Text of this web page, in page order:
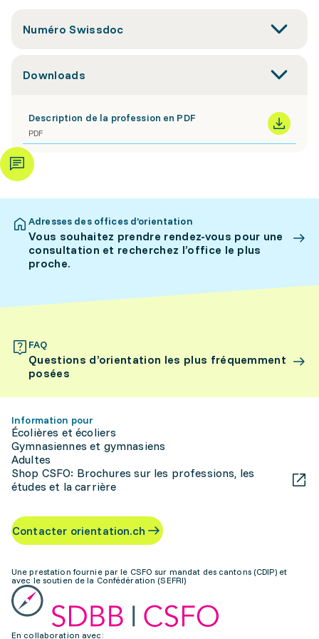
Numéro Swissdoc
Downloads
Description de la profession en PDF
PDF
Adresses des offices d’orientation
Vous souhaitez prendre rendez-vous pour une
consultation et recherchez l’office le plus
proche.
FAQ
Questions d’orientation les plus fréquemment
posées
Information pour
Écolières et écoliers
Gymnasiennes et gymnasiens
Adultes
Shop CSFO: Brochures sur les professions, les
études et la carrière
Contacter orientation.ch
Une prestation fournie par le CSFO sur mandat des cantons (CDIP) et
avec le soutien de la Confédération (SEFRI)
En collaboration avec: